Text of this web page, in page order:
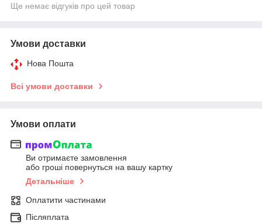
Ще немає відгуків про цей товар
Умови доставки
Нова Пошта
Всі умови доставки
Умови оплати
Ви отримаєте замовлення
або гроші повернуться на вашу картку
Детальніше
Оплатити частинами
Післяплата